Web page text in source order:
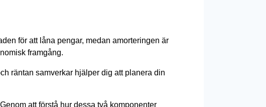
för att låna pengar, medan amorteringen är
framgång.
räntan samverkar hjälper dig att planera din
att förstå hur dessa två komponenter